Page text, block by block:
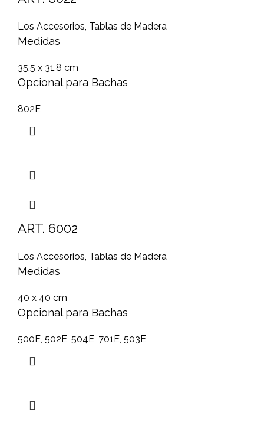
Los Accesorios, Tablas de Madera
Medidas
35.5 x 31.8 cm
Opcional para Bachas
802E
ART. 6002
Los Accesorios, Tablas de Madera
Medidas
40 x 40 cm
Opcional para Bachas
500E, 502E, 504E, 701E, 503E